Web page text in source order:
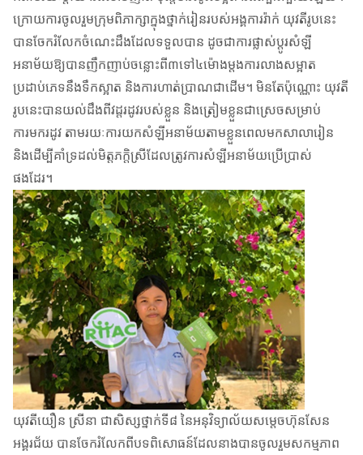
ក្រោយការចូលរួមក្រុមពិភាក្សាក្នុងថ្នាក់រៀនរបស់អង្គការរ៉ាក់ យុវតីរូបនេះ
បានចែករំលែកចំណេះដឹងដែលទទួលបាន ដូចជាការផ្លាស់ប្តូរសំឡី
អនាម័យឱ្យបានញឹកញាប់ចន្លោះពី៣ទៅ៤ម៉ោងម្តងការលាងសម្អាត
ប្រដាប់ភេទនឹងទឹកស្អាត និងការហាត់ប្រាណជាដើម។ មិនតែប៉ុណ្ណោះ យុវតី
រូបនេះបានយល់ដឹងពីវដ្តរដូវរបស់ខ្លួន និងត្រៀមខ្លួនជាស្រេចសម្រាប់
ការមករដូវ តាមរយៈការយកសំឡីអនាម័យតាមខ្លួនពេលមកសាលារៀន
និងដើម្បីគាំទ្រដល់មិត្តភក្តិស្រីដែលត្រូវការសំឡីអនាម័យប្រើប្រាស់
ផងដែរ។
យុវតីយឿន ស្រីនា ជាសិស្សថ្នាក់ទី៨ នៃអនុវិទ្យាល័យសម្តេចហ៊ុនសែន
អង្គរជ័យ បានចែករំលែកពីបទពិសោធន៍ដែលនាងបានចូលរួមសកម្មភាព